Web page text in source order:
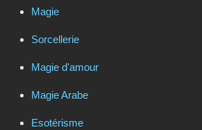
Magie
Sorcellerie
Magie d'amour
Magie Arabe
Esotérisme